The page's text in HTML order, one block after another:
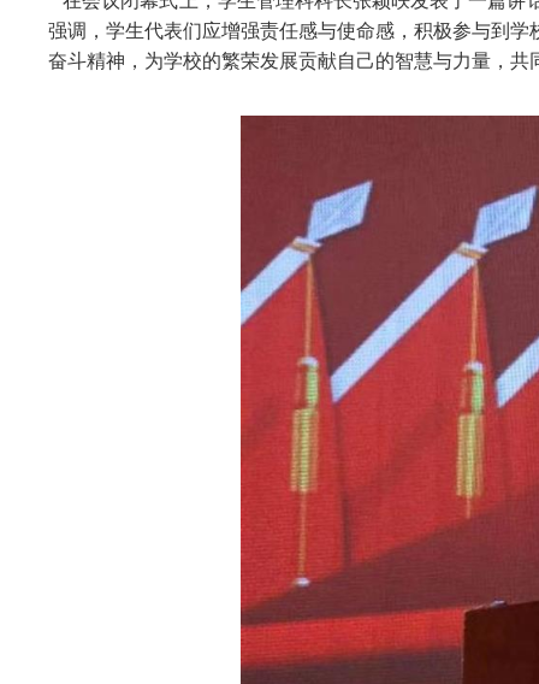
强调，学生代表们应增强责任感与使命感，积极参与到
奋斗精神，为学校的繁荣发展贡献自己的智慧与力量，共